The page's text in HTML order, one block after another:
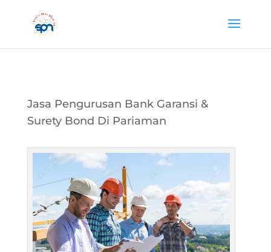
Jasa Pengurusan Bank Garansi &
Surety Bond Di Pariaman